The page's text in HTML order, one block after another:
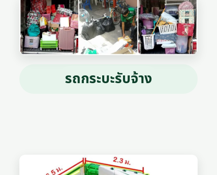
รถกระบะรับจ้าง